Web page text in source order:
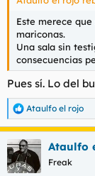
Este merece
mariconas.
Una sala sin
consecuencias
Pues sí. Lo del
R
e
a
c
c
i
Ataulfo el rojo
Ataulfo
Freak